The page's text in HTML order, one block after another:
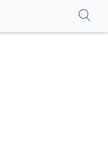
एफएक्यू